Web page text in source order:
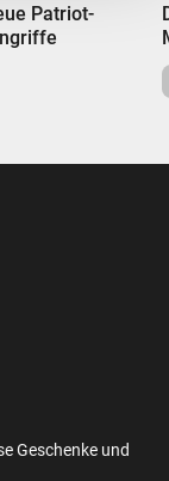
Patriot-
Geschenke und